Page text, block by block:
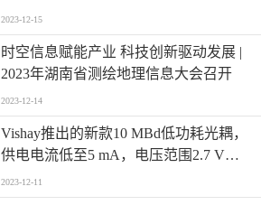
2023-12-15
时空信息赋能产业 科技创新驱动发展 |
2023年湖南省测绘地理信息大会召开
2023-12-14
Vishay推出的新款10 MBd低功耗光耦，
供电电流低至5 mA，电压范围2.7 V至
5.5 V
2023-12-11